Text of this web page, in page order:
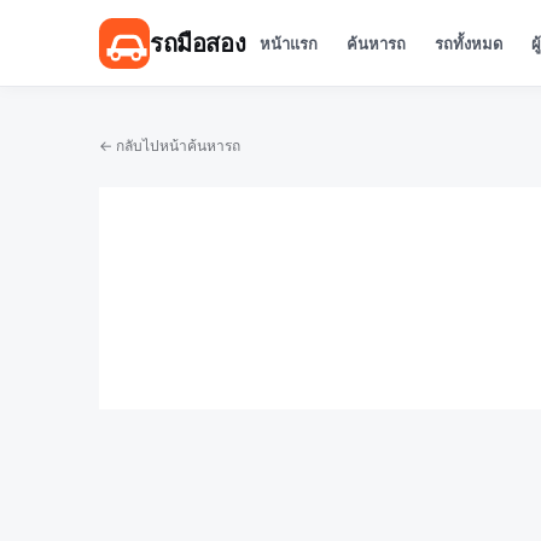
รถมือสอง หน้าแรก ค้นหารถ รถทั้งหมด
← กลับไปหน้าค้นหารถ